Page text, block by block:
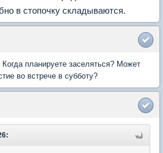
в стопочку складываются.
Когда планируете заселяться? Может
во встрече в субботу?